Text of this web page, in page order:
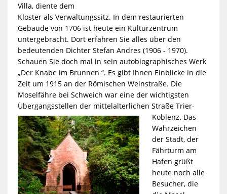
Villa, diente dem
Kloster als Verwaltungssitz. In dem restaurierten
Gebäude von 1706 ist heute ein Kulturzentrum
untergebracht. Dort erfahren Sie alles über den
bedeutenden Dichter Stefan Andres (1906 - 1970).
Schauen Sie doch mal in sein autobiographisches Werk
„Der Knabe im Brunnen “. Es gibt Ihnen Einblicke in die
Zeit um 1915 an der Römischen Weinstraße. Die
Moselfähre bei Schweich war eine der wichtigsten
Übergangsstellen der mittelalterlichen Straße Trier-
Koblenz. Das
Wahrzeichen
der Stadt, der
Fährturm am
Hafen grüßt
heute noch alle
Besucher, die